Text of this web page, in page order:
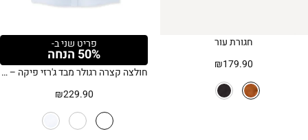
חגורת עור
₪179.90
פריט שני ב-
50% הנחה
חולצה קצרה רגולר מבד ג'רזי פיקה – כחול
₪229.90